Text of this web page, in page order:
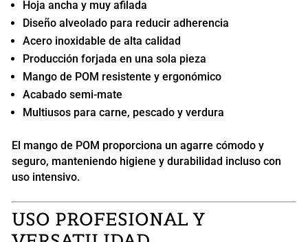
Hoja ancha y muy afilada
Diseño alveolado para reducir adherencia
Acero inoxidable de alta calidad
Producción forjada en una sola pieza
Mango de POM resistente y ergonómico
Acabado semi-mate
Multiusos para carne, pescado y verdura
El mango de POM proporciona un agarre cómodo y
seguro, manteniendo higiene y durabilidad incluso con
uso intensivo.
USO PROFESIONAL Y